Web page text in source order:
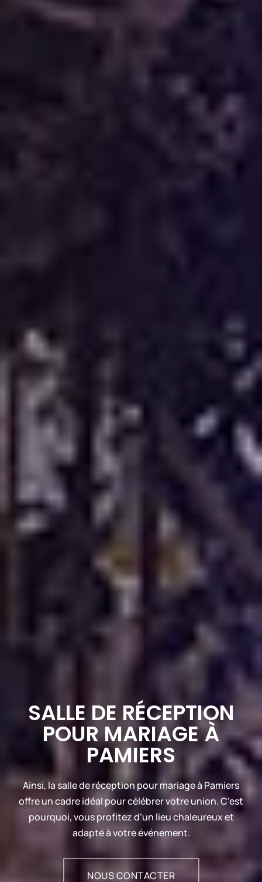
SALLE DE RÉCEPTION
POUR MARIAGE À
PAMIERS
Ainsi, la salle de réception pour mariage à Pamiers
offre un cadre idéal pour célébrer votre union. C’est
pourquoi, vous profitez d’un lieu chaleureux et
adapté à votre événement.
NOUS CONTACTER